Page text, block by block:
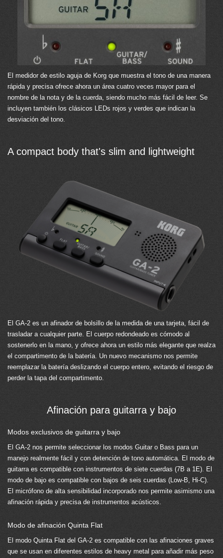
El medidor de estilo aguja de Korg que muestra el tono de una manera
rápida y precisa ofrece ahora un área cuatro veces mayor para el
nombre de la nota y de la cuerda, siendo mucho más fácil de leer. Se
incluyen también los clásicos LEDs rojos y verdes que indican la
desviación del tono.
A compact body that's slim and lightweight
El GA-2 es un afinador de bolsillo de la medida de una tarjeta, fácil de
trasladar a cualquier parte. El cuerpo redondeado es cómodo al
sostenerlo en la mano, y ofrece ahora un estilo más elegante que realza
el compartimento de la batería. Un nuevo mecanismo nos permite
reemplazar la batería deslizando el cuerpo entero, evitando el riesgo de
perder la tapa del compartimento.
Afinación para guitarra y bajo
Modos exclusivos de guitarra y bajo
El GA-2 nos permite seleccionar los modos Guitar o Bass para un
manejo realmente fácil y con detención de tono automática. El modo de
guitarra es compatible con instrumentos de siete cuerdas (7B a 1E). El
modo de bajo es compatible con bajos de seis cuerdas (Low-B, Hi-C).
El micrófono de alta sensibilidad incorporado nos permite asimismo una
afinación rápida y precisa de instrumentos acústicos.
Modo de afinación Quinta Flat
El modo Quinta Flat del GA-2 es compatible con las afinaciones graves
que se usan en diferentes estilos de heavy metal para añadir más peso